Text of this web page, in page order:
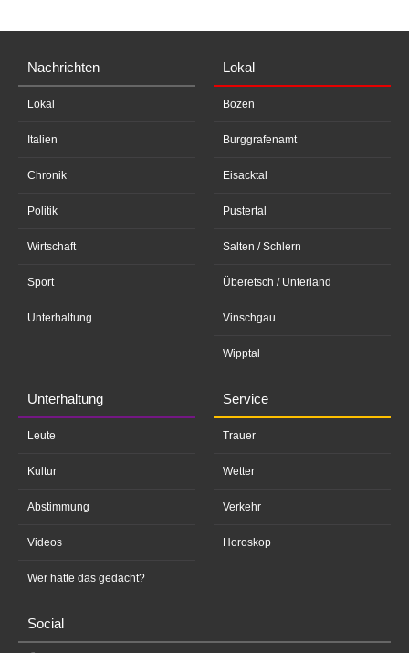
Nachrichten
Lokal
Italien
Chronik
Politik
Wirtschaft
Sport
Unterhaltung
Lokal
Bozen
Burggrafenamt
Eisacktal
Pustertal
Salten / Schlern
Überetsch / Unterland
Vinschgau
Wipptal
Unterhaltung
Leute
Kultur
Abstimmung
Videos
Wer hätte das gedacht?
Service
Trauer
Wetter
Verkehr
Horoskop
Social